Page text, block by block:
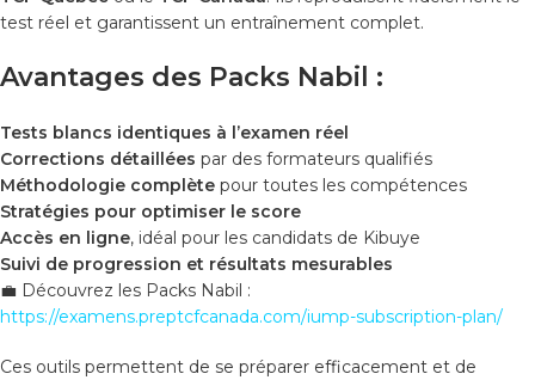
test réel et garantissent un entraînement complet.
Avantages des Packs Nabil :
Tests blancs identiques à l’examen réel
Corrections détaillées par des formateurs qualifiés
Méthodologie complète pour toutes les compétences
Stratégies pour optimiser le score
Accès en ligne, idéal pour les candidats de Kibuye
Suivi de progression et résultats mesurables
💼 Découvrez les Packs Nabil :
https://examens.preptcfcanada.com/iump-subscription-plan/
Ces outils permettent de se préparer efficacement et de